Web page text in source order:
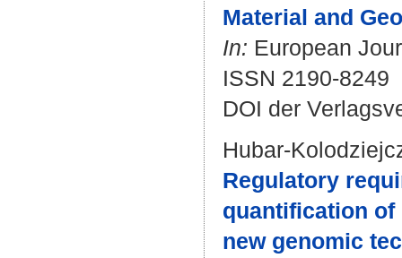
Material and
In: European
ISSN 2190-8249
DOI der
Hubar-
Regulatory
quantification of
new genomic